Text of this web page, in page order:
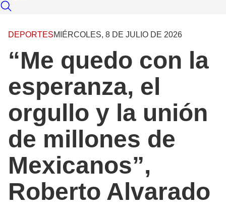
DEPORTESMIÉRCOLES, 8 DE JULIO DE 2026
“Me quedo con la
esperanza, el
orgullo y la unión
de millones de
Mexicanos”,
Roberto Alvarado